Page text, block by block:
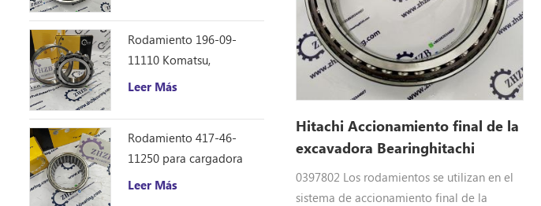
3, ZX30, ZX30U, ZX30UR, ZX35, ZX35U,
ZX40UR
Hitachi Accionamiento final de la
excavadora Bearinghitachi
0397802 397802
0397802 Los rodamientos se utilizan en el
sistema de accionamiento final de la
Rodamiento 196-09-
11110 Komatsu,
repuestos para
Leer Más
Rodamiento 417-46-
11250 para cargadora
Komatsu WA150-6
Leer Más